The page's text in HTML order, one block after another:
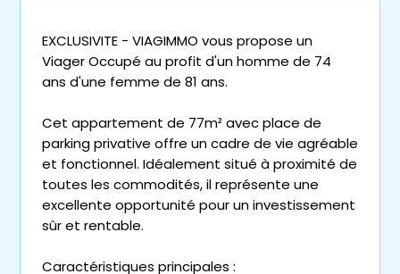
EXCLUSIVITE - VIAGIMMO vous propose un
Viager Occupé au profit d'un homme de 74
ans d'une femme de 81 ans.
Cet appartement de 77m² avec place de
parking privative offre un cadre de vie agréable
et fonctionnel. Idéalement situé à proximité de
toutes les commodités, il représente une
excellente opportunité pour un investissement
sûr et rentable.
Caractéristiques principales :